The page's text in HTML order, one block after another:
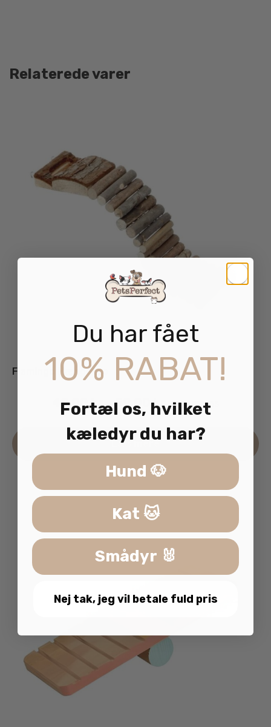
Relaterede varer
Flamingo Hængebro
49.00kr.–59.00kr.inkl. moms
Læs mere
Du har fået
10% RABAT!
Fortæl os, hvilket
kæledyr du har?
Hund 🐶
Kat 🐱
Smådyr 🐰
Nej tak, jeg vil betale fuld pris